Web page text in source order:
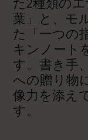
葉」と、モ
た「一つの
キンノート
す。書き手
への贈り物
像力を添え
す。